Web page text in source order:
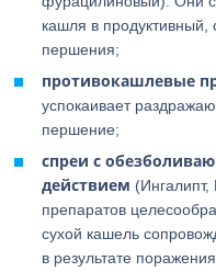
кашля в продуктивный,
першения;
противокашлевые
успокаивает
першение;
спреи с
действием
препаратов
сухой кашель
в результате